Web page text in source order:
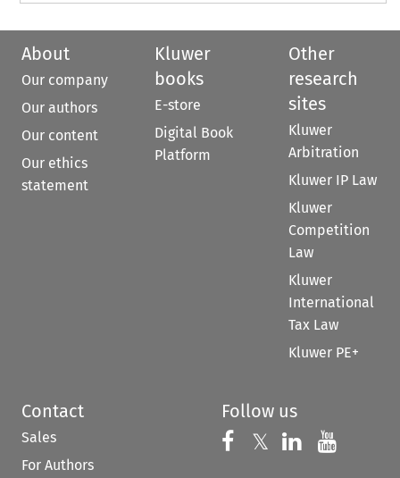
About
Our company
Our authors
Our content
Our ethics
statement
Kluwer
books
E-store
Digital Book
Platform
Other
research
sites
Kluwer
Arbitration
Kluwer IP Law
Kluwer
Competition
Law
Kluwer
International
Tax Law
Kluwer PE+
Contact
Sales
For Authors
Follow us
Follow us on
𝕏 Follow us on
Follow us